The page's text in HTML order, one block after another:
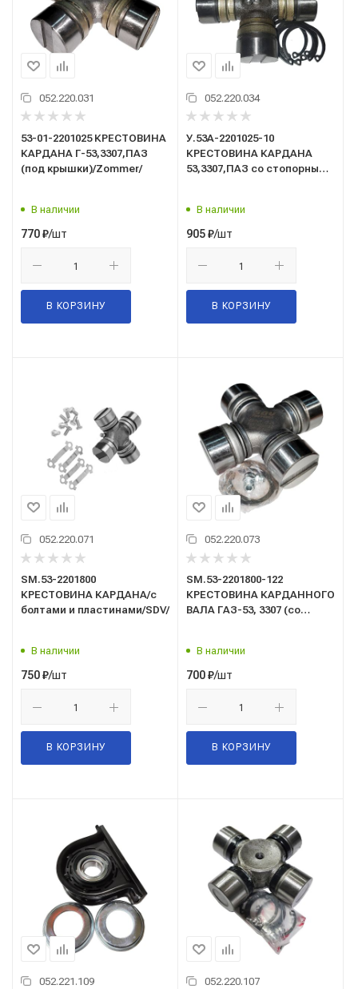
052.220.031
53-01-2201025 КРЕСТОВИНА
КАРДАНА Г-53,3307,ПАЗ
(под крышки)/Zommer/
В наличии
770₽/шт
В КОРЗИНУ
052.220.034
У.53А-2201025-10
КРЕСТОВИНА КАРДАНА
53,3307,ПАЗ со стопорными
В наличии
905₽/шт
В КОРЗИНУ
052.220.071
SM.53-2201800
КРЕСТОВИНА КАРДАНА/с
болтами и пластинами/SDV/
В наличии
750₽/шт
В КОРЗИНУ
052.220.073
SM.53-2201800-122
КРЕСТОВИНА КАРДАННОГО
ВАЛА ГАЗ-53, 3307 (со
В наличии
700₽/шт
В КОРЗИНУ
052.221.109 052.220.107